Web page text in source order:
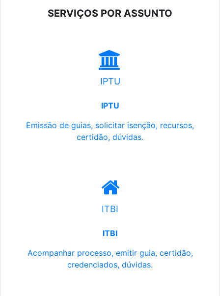
SERVIÇOS POR ASSUNTO
IPTU
IPTU
Emissão de guias, solicitar isenção, recursos,
certidão, dúvidas.
ITBI
ITBI
Acompanhar processo, emitir guia, certidão,
credenciados, dúvidas.